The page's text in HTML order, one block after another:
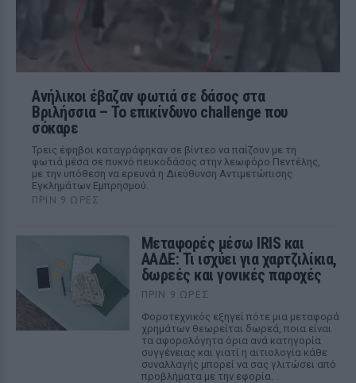
Ανήλικοι έβαζαν φωτιά σε δάσος στα
Βριλήσσια – Το επικίνδυνο challenge που
σόκαρε
Τρεις έφηβοι καταγράφηκαν σε βίντεο να παίζουν με τη
φωτιά μέσα σε πυκνό πευκοδάσος στην λεωφόρο Πεντέλης,
με την υπόθεση να ερευνά η Διεύθυνση Αντιμετώπισης
Εγκλημάτων Εμπρησμού.
ΠΡΙΝ 9 ΏΡΕΣ
Μεταφορές μέσω IRIS και
ΑΑΔΕ: Τι ισχύει για χαρτζιλίκια,
δωρεές και γονικές παροχές
ΠΡΙΝ 9 ΏΡΕΣ
Φοροτεχνικός εξηγεί πότε μια μεταφορά
χρημάτων θεωρείται δωρεά, ποια είναι
τα αφορολόγητα όρια ανά κατηγορία
συγγένειας και γιατί η αιτιολογία κάθε
συναλλαγής μπορεί να σας γλιτώσει από
προβλήματα με την εφορία.